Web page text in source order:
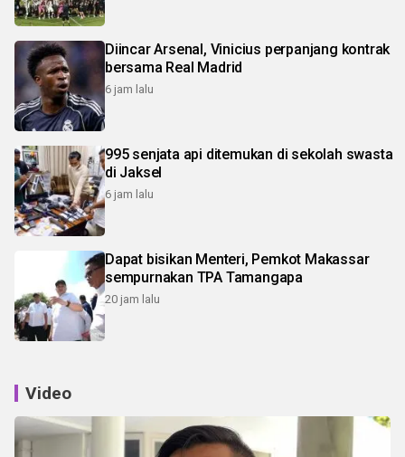
Diincar Arsenal, Vinicius perpanjang kontrak
bersama Real Madrid
6 jam lalu
995 senjata api ditemukan di sekolah swasta
di Jaksel
6 jam lalu
Dapat bisikan Menteri, Pemkot Makassar
sempurnakan TPA Tamangapa
20 jam lalu
Video